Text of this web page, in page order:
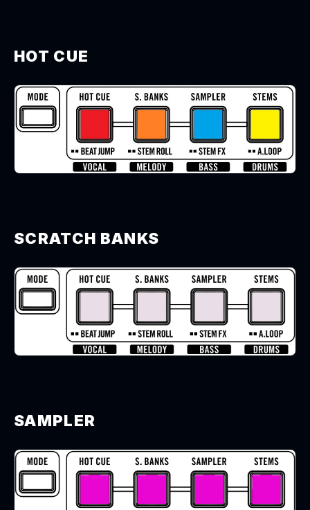
HOT CUE
SCRATCH BANKS
SAMPLER